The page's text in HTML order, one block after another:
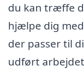
du kan træffe
hjælpe dig
der passer til
udført